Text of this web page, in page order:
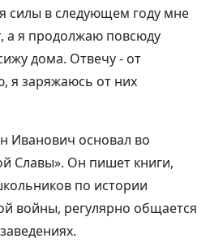
силы в следующем году мне
а я продолжаю повсюду
дома. Отвечу - от
я заряжаюсь от них
Иванович основал во
Славы». Он пишет книги,
по истории
войны, регулярно общается